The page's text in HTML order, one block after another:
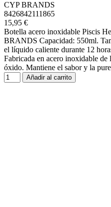
CYP BRANDS
8426842111865
15,95 €
Botella acero inoxidable Piscis
BRANDS Capacidad: 550ml.
el líquido caliente durante 12
Fabricada en acero inoxidable de
óxido. Mantiene el sabor y la
Añadir al carrito